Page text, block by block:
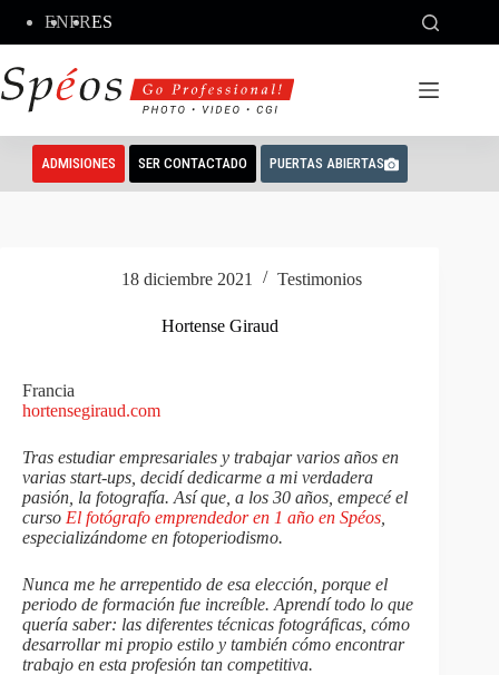
contenido
ENFRES
ADMISIONES SER CONTACTADO PUERTAS ABIERTAS
18 diciembre 2021 Testimonios
Hortense Giraud
Francia
hortensegiraud.com
Tras estudiar empresariales y trabajar varios años en
varias start-ups, decidí dedicarme a mi verdadera
pasión, la fotografía. Así que, a los 30 años, empecé el
curso El fotógrafo emprendedor en 1 año en Spéos
especializándome en fotoperiodismo.
Nunca me he arrepentido de esa elección, porque el
periodo de formación fue increíble. Aprendí todo lo que
quería saber: las diferentes técnicas fotográficas, cómo
desarrollar mi propio estilo y también cómo encontrar
trabajo en esta profesión tan competitiva.